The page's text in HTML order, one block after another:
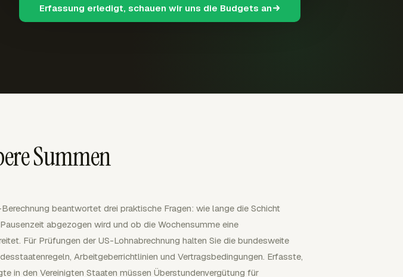
Erfassung erledigt, schauen wir uns die Budgets an
Summen
beantwortet drei praktische Fragen: wie lange die Schicht
abgezogen wird und ob die Wochensumme eine
Für Prüfungen der US-Lohnabrechnung halten Sie die bundesweite
Arbeitgeberrichtlinien und Vertragsbedingungen. Erfasste,
in den Vereinigten Staaten müssen Überstundenvergütung für